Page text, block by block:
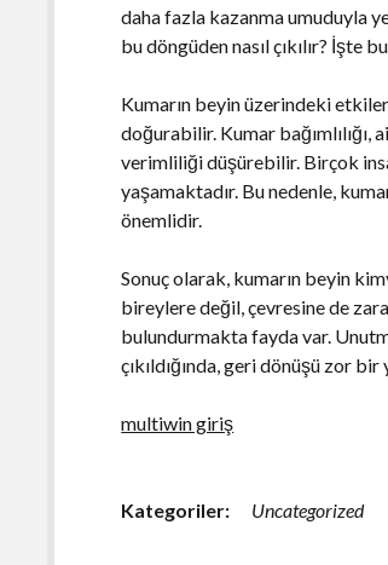
daha fazla kazanma umuduyla
bu döngüden nasıl çıkılır?
Kumarın beyin üzerindeki
doğurabilir. Kumar bağımlılığı,
verimliliği düşürebilir. Birçok
yaşamaktadır. Bu nedenle,
önemlidir.
Sonuç olarak, kumarın beyin
bireylere değil, çevresine de
bulundurmakta fayda var.
çıkıldığında, geri dönüşü zor
multiwin giriş
Kategoriler: Uncategorized